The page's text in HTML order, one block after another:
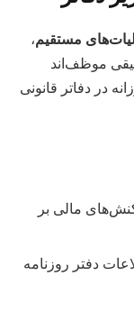
،
موظف‌اند
در دفاتر قانونی
مالی بر
دفتر روزنامه